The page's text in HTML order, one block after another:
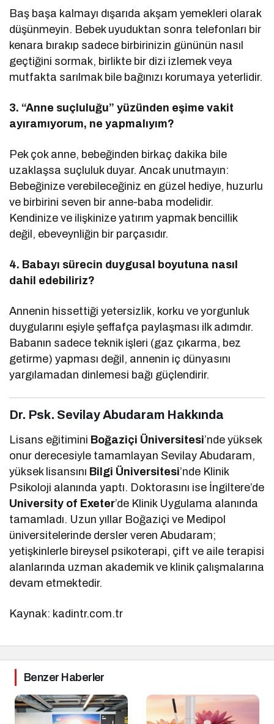
Baş başa kalmayı dışarıda akşam yemekleri olarak
düşünmeyin. Bebek uyuduktan sonra telefonları bir
kenara bırakıp sadece birbirinizin gününün nasıl
geçtiğini sormak, birlikte bir dizi izlemek veya
mutfakta sarılmak bile bağınızı korumaya yeterlidir.
3. “Anne suçluluğu” yüzünden eşime vakit
ayıramıyorum, ne yapmalıyım?
Pek çok anne, bebeğinden birkaç dakika bile
uzaklaşsa suçluluk duyar. Ancak unutmayın:
Bebeğinize verebileceğiniz en güzel hediye, huzurlu
ve birbirini seven bir anne-baba modelidir.
Kendinize ve ilişkinize yatırım yapmak bencillik
değil, ebeveynliğin bir parçasıdır.
4. Babayı sürecin duygusal boyutuna nasıl
dahil edebiliriz?
Annenin hissettiği yetersizlik, korku ve yorgunluk
duygularını eşiyle şeffafça paylaşması ilk adımdır.
Babanın sadece teknik işleri (gaz çıkarma, bez
getirme) yapması değil, annenin iç dünyasını
yargılamadan dinlemesi bağı güçlendirir.
Dr. Psk. Sevilay Abudaram Hakkında
Lisans eğitimini Boğaziçi Üniversitesi’nde yüksek
onur derecesiyle tamamlayan Sevilay Abudaram,
yüksek lisansını Bilgi Üniversitesi’nde Klinik
Psikoloji alanında yaptı. Doktorasını ise İngiltere’de
University of Exeter’de Klinik Uygulama alanında
tamamladı. Uzun yıllar Boğaziçi ve Medipol
üniversitelerinde dersler veren Abudaram;
yetişkinlerle bireysel psikoterapi, çift ve aile terapisi
alanlarında uzman akademik ve klinik çalışmalarına
devam etmektedir.
Kaynak: kadintr.com.tr
Benzer Haberler